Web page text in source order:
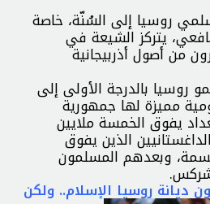
روسيا إلى السُنّة، خاصة
يتركز الشيعة في
من أصول أذربيجانية
روسيا بالدرجة الأولى إلى
مميزة لها جمهورية
يفوق الخمسة ملايين
الذين يفوق
وبعدهم المسلمون
ديانة روسيا الإسلام.. ولكن